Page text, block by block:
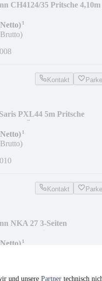
und unsere Partner technisch
CH4124/35 Pritsche 4,10m
¹
Kontakt
PXL44 5m Pritsche
¹
Kontakt
NKA 27 3-Seiten
¹